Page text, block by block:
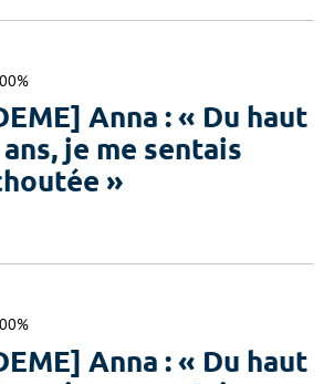
Anna : « Du haut
je me sentais
»
Anna : « Du haut